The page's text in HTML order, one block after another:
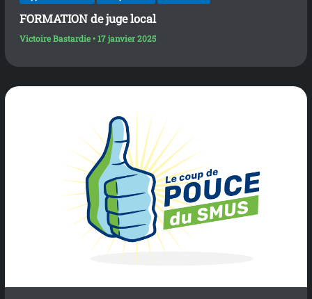
FORMATION de juge local
Victoire Bastardie • 17 janvier 2025